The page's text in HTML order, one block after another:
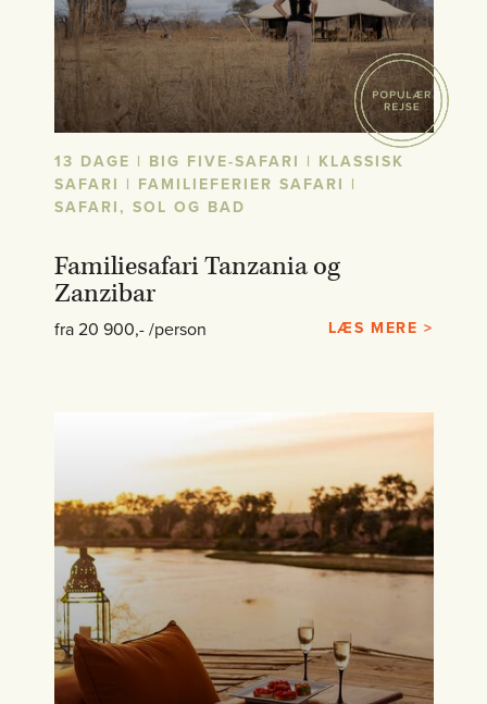
13 DAGE | BIG FIVE-SAFARI | KLASSISK
SAFARI | FAMILIEFERIER SAFARI |
SAFARI, SOL OG BAD
Familiesafari Tanzania og
Zanzibar
fra 20 900,- /person LÆS MERE >